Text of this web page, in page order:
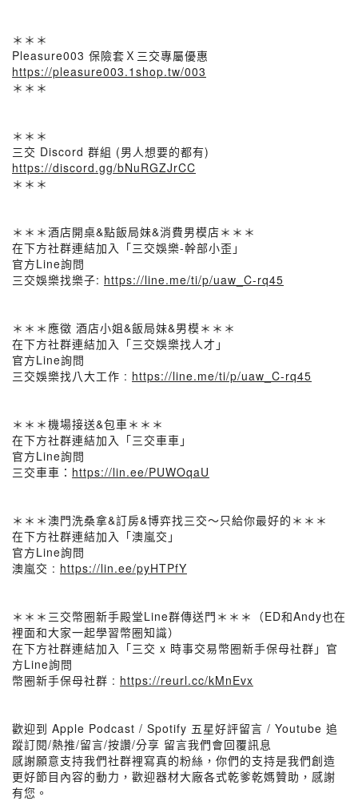
＊＊＊
Pleasure003 保險套Ｘ三交專屬優惠
https://pleasure003.1shop.tw/003
＊＊＊
＊＊＊
三交 Discord 群組 (男人想要的都有)
https://discord.gg/bNuRGZJrCC
＊＊＊
＊＊＊酒店開桌&點飯局妹&消費男模店＊＊＊
在下方社群連結加入「三交娛樂-幹部小歪」
官方Line詢問
三交娛樂找樂子: https://line.me/ti/p/uaw_C-rq45
＊＊＊應徵 酒店小姐&飯局妹&男模＊＊＊
在下方社群連結加入「三交娛樂找人才」
官方Line詢問
三交娛樂找八大工作 : https://line.me/ti/p/uaw_C-rq45
＊＊＊機場接送&包車＊＊＊
在下方社群連結加入「三交車車」
官方Line詢問
三交車車： https://lin.ee/PUWOqaU
＊＊＊澳門洗桑拿&訂房&博弈找三交～只給你最好的＊＊＊
在下方社群連結加入「澳嵐交」
官方Line詢問
澳嵐交 : https://lin.ee/pyHTPfY
＊＊＊三交幣圈新手殿堂Line群傳送門＊＊＊（ED和Andy也在
裡面和大家一起學習幣圈知識）
在下方社群連結加入「三交 x 時事交易幣圈新手保母社群」官
方Line詢問
幣圈新手保母社群 : https://reurl.cc/kMnEvx
歡迎到 Apple Podcast / Spotify 五星好評留言 / Youtube 追
蹤訂閱/熱推/留言/按讚/分享 留言我們會回覆訊息
感謝願意支持我們社群裡寫真的粉絲，你們的支持是我們創造
更好節目內容的動力，歡迎器材大廠各式乾爹乾媽贊助，感謝
有您。